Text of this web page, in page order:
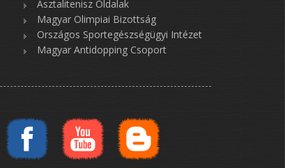
Asztalitenisz Oldalak
Magyar Olimpiai Bizottság
Országos Sportegészségügyi Intézet
Magyar Antidopping Csoport